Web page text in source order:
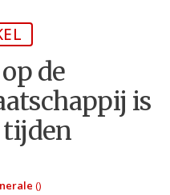
de
is
tijden
()